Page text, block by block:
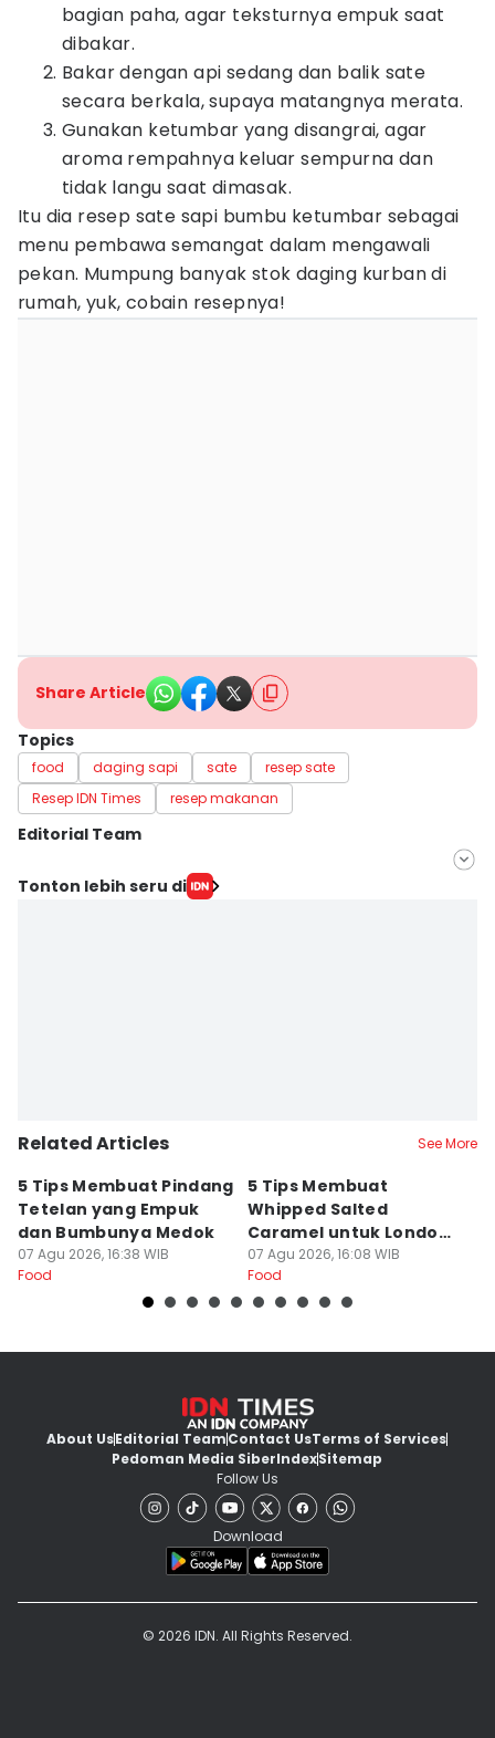
bagian paha, agar teksturnya empuk saat
dibakar.
Bakar dengan api sedang dan balik sate
secara berkala, supaya matangnya merata.
Gunakan ketumbar yang disangrai, agar
aroma rempahnya keluar sempurna dan
tidak langu saat dimasak.
Itu dia resep sate sapi bumbu ketumbar sebagai
menu pembawa semangat dalam mengawali
pekan. Mumpung banyak stok daging kurban di
rumah, yuk, cobain resepnya!
Share Article
Topics
food daging sapi sate
resep sate
Resep IDN Times
resep makanan
Editorial Team
Editor
Tonton lebih seru di
Related Articles See More
5 Tips Membuat Pindang
Tetelan yang Empuk
dan Bumbunya Medok
07 Agu 2026, 16:38 WIB
Food
5 Tips Membuat
Whipped Salted
Caramel untuk London
Chocolate Cake
07 Agu 2026, 16:08 WIB
Food
About UsEditorial TeamContact UsTerms of Services
Pedoman Media SiberIndexSitemap
Follow Us
Download
© 2026 IDN. All Rights Reserved.